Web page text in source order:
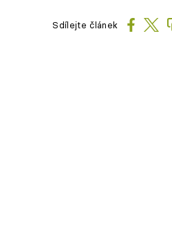
Sdílejte článek